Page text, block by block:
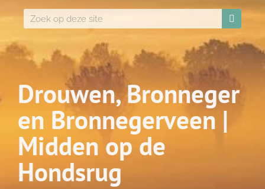
Drouwen, Bronneger
en Bronnegerveen |
Midden op de
Hondsrug